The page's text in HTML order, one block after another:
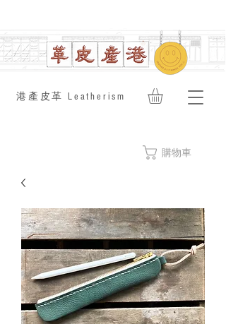
​港產皮革 Leatherism
購物車